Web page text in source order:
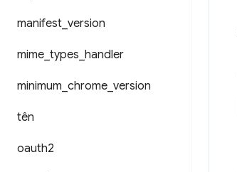
manifest version
mime types handler
minimum chrome version
tên
oauth2